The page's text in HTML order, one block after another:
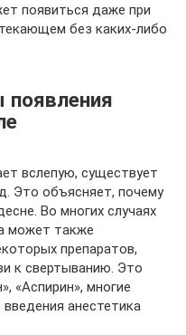
появиться даже при
без каких-либо
вслепую, существует
Это объясняет, почему
Во многих случаях
может также
препаратов,
к свертыванию. Это
«Аспирин», многие
анестетика